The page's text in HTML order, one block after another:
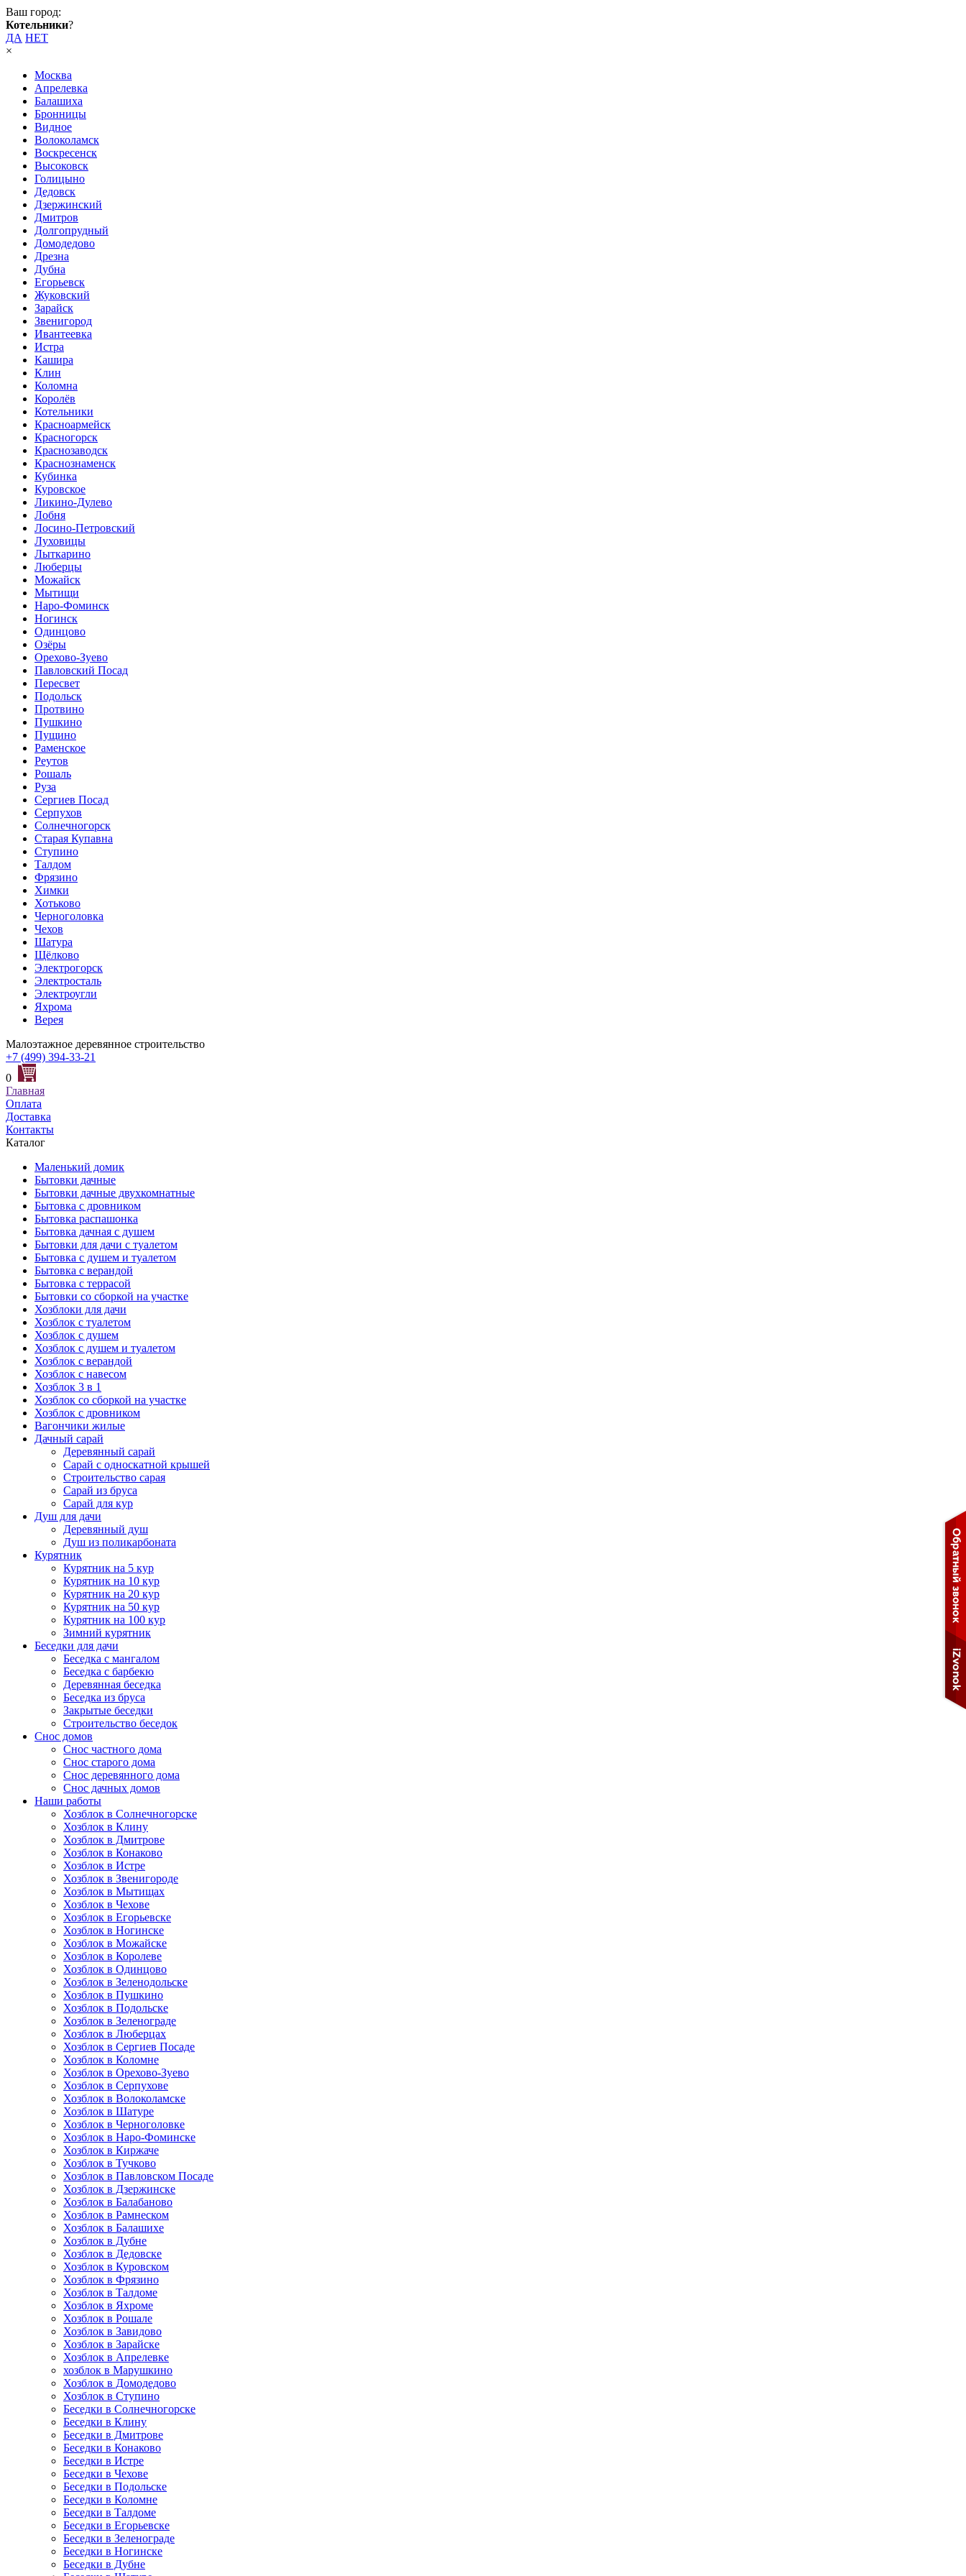
Ваш город:
Котельники?
ДА НЕТ
×
Москва
Апрелевка
Балашиха
Бронницы
Видное
Волоколамск
Воскресенск
Высоковск
Голицыно
Дедовск
Дзержинский
Дмитров
Долгопрудный
Домодедово
Дрезна
Дубна
Егорьевск
Жуковский
Зарайск
Звенигород
Ивантеевка
Истра
Кашира
Клин
Коломна
Королёв
Котельники
Красноармейск
Красногорск
Краснозаводск
Краснознаменск
Кубинка
Куровское
Ликино-Дулево
Лобня
Лосино-Петровский
Луховицы
Лыткарино
Люберцы
Можайск
Мытищи
Наро-Фоминск
Ногинск
Одинцово
Озёры
Орехово-Зуево
Павловский Посад
Пересвет
Подольск
Протвино
Пушкино
Пущино
Раменское
Реутов
Рошаль
Руза
Сергиев Посад
Серпухов
Солнечногорск
Старая Купавна
Ступино
Талдом
Фрязино
Химки
Хотьково
Черноголовка
Чехов
Шатура
Щёлково
Электрогорск
Электросталь
Электроугли
Яхрома
Верея
Малоэтажное деревянное строительство
+7 (499) 394-33-21
0
Главная
Оплата
Доставка
Контакты
Каталог
Маленький домик
Бытовки дачные
Бытовки дачные двухкомнатные
Бытовка с дровником
Бытовка распашонка
Бытовка дачная с душем
Бытовки для дачи с туалетом
Бытовка с душем и туалетом
Бытовка с верандой
Бытовка с террасой
Бытовки со сборкой на участке
Хозблоки для дачи
Хозблок с туалетом
Хозблок с душем
Хозблок с душем и туалетом
Хозблок с верандой
Хозблок с навесом
Хозблок 3 в 1
Хозблок со сборкой на участке
Хозблок с дровником
Вагончики жилые
Дачный сарай
Деревянный сарай
Cарай с односкатной крышей
Строительство сарая
Сарай из бруса
Сарай для кур
Душ для дачи
Деревянный душ
Душ из поликарбоната
Курятник
Курятник на 5 кур
Курятник на 10 кур
Курятник на 20 кур
Курятник на 50 кур
Курятник на 100 кур
Зимний курятник
Беседки для дачи
Беседка с мангалом
Беседка с барбекю
Деревянная беседка
Беседка из бруса
Закрытые беседки
Строительство беседок
Снос домов
Снос частного дома
Снос старого дома
Снос деревянного дома
Снос дачных домов
Наши работы
Хозблок в Солнечногорске
Хозблок в Клину
Хозблок в Дмитрове
Хозблок в Конаково
Хозблок в Истре
Хозблок в Звенигороде
Хозблок в Мытищах
Хозблок в Чехове
Хозблок в Егорьевске
Хозблок в Ногинске
Хозблок в Можайске
Хозблок в Королеве
Хозблок в Одинцово
Хозблок в Зеленодольске
Хозблок в Пушкино
Хозблок в Подольске
Хозблок в Зеленограде
Хозблок в Люберцах
Хозблок в Сергиев Посаде
Хозблок в Коломне
Хозблок в Орехово-Зуево
Хозблок в Серпухове
Хозблок в Волоколамске
Хозблок в Шатуре
Хозблок в Черноголовке
Хозблок в Наро-Фоминске
Хозблок в Киржаче
Хозблок в Тучково
Хозблок в Павловском Посаде
Хозблок в Дзержинске
Хозблок в Балабаново
Хозблок в Рамнеском
Хозблок в Балашихе
Хозблок в Дубне
Хозблок в Дедовске
Хозблок в Куровском
Хозблок в Фрязино
Хозблок в Талдоме
Хозблок в Яхроме
Хозблок в Рошале
Хозблок в Завидово
Хозблок в Зарайске
Хозблок в Апрелевке
хозблок в Марушкино
Хозблок в Домодедово
Хозблок в Ступино
Беседки в Солнечногорске
Беседки в Клину
Беседки в Дмитрове
Беседки в Конаково
Беседки в Истре
Беседки в Чехове
Беседки в Подольске
Беседки в Коломне
Беседки в Талдоме
Беседки в Егорьевске
Беседки в Зеленограде
Беседки в Ногинске
Беседки в Дубне